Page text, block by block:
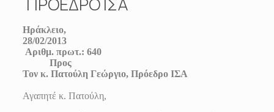
Ηράκλειο,
28/02/2013
Αριθμ. πρωτ.: 640
Προς
Τον κ. Πατούλη Γεώργιο, Πρόεδρο ΙΣΑ
Αγαπητέ κ. Πατούλη,